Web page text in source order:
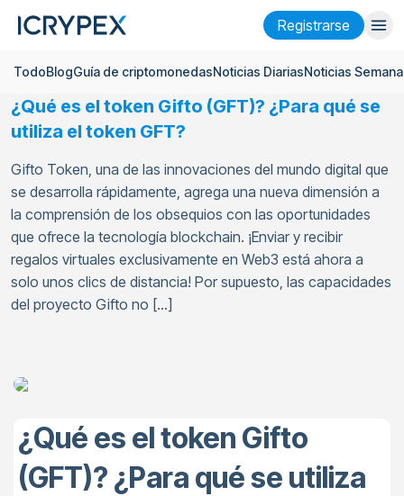
Registrarse
Iniciar sesión Registrarse
Empresa
Investigación
Ayuda
Futurosx50
TodoBlogGuía de criptomonedasNoticias DiariasNoticias
¿Qué es el token Gifto (GFT)? ¿Para qué se
utiliza el token GFT?
Gifto Token, una de las innovaciones del mundo digital que
se desarrolla rápidamente, agrega una nueva dimensión a
la comprensión de los obsequios con las oportunidades
que ofrece la tecnología blockchain. ¡Enviar y recibir
regalos virtuales exclusivamente en Web3 está ahora a
solo unos clics de distancia! Por supuesto, las capacidades
del proyecto Gifto no […]
¿Qué es el token Gifto
(GFT)? ¿Para qué se utiliza